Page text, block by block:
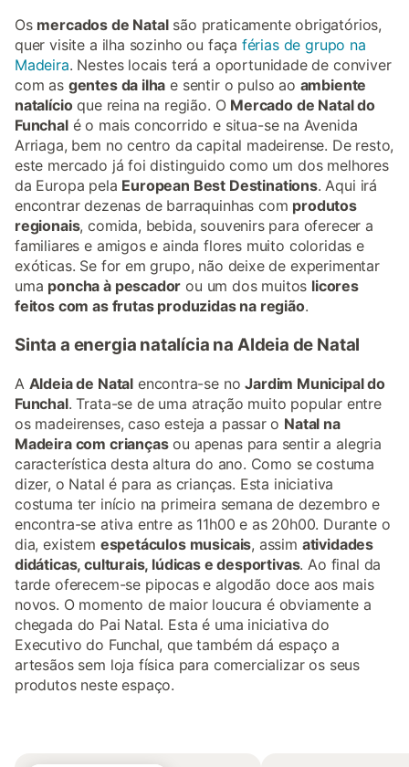
Os mercados de Natalsão praticamente obrigatórios,
quer visite a ilha sozinho ou faça férias de grupo na
Madeira. Nestes locais terá a oportunidade de conviver
com as gentes da ilha e sentir o pulso ao ambiente
natalícioque reina na região. O Mercado de Natal do
Funchalé o mais concorrido e situa-se na Avenida
Arriaga, bem no centro da capital madeirense. De resto,
este mercado já foi distinguido como um dos melhores
da Europa pela European Best Destinations. Aqui irá
encontrar dezenas de barraquinhas com produtos
regionais, comida, bebida, souvenirs para oferecer a
familiares e amigos e ainda flores muito coloridas e
exóticas. Se for em grupo, não deixe de experimentar
uma poncha à pescador ou um dos muitos licores
feitos com as frutas produzidas na região.
Sinta a energia natalícia na Aldeia de Natal
A Aldeia de Natal encontra-se noJardim Municipal do
Funchal. Trata-se de uma atração muito popular entre
os madeirenses, caso esteja a passar o Natal na
Madeira com criançasou apenas para sentir a alegria
característica desta altura do ano. Como se costuma
dizer, o Natal é para as crianças. Esta iniciativa
costuma ter início na primeira semana de dezembro e
encontra-se ativa entre as 11h00 e as 20h00. Durante o
dia, existem espetáculos musicais, assim atividades
didáticas, culturais, lúdicas e desportivas. Ao final da
tarde oferecem-se pipocas e algodão doce aos mais
novos. O momento de maior loucura é obviamente a
chegada do Pai Natal. Esta é uma iniciativa do
Executivo do Funchal, que também dá espaço a
artesãos sem loja física para comercializar os seus
produtos neste espaço.